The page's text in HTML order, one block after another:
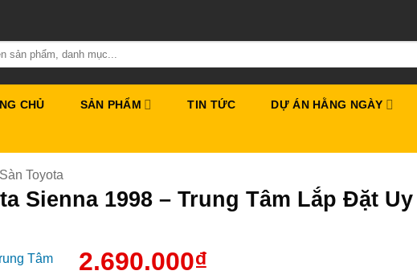
CHỦ SẢN PHẨM TIN TỨC DỰ ÁN HẰNG NGÀY
Toyota
Sienna 1998 – Trung Tâm Lắp Đặt
2.690.000₫